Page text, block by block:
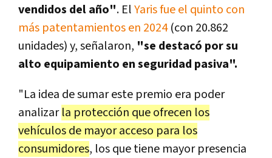
vendidos del año". ElYaris fue el quinto con
más patentamientos en 2024(con 20.862
unidades) y, señalaron, "se destacó por su
alto equipamiento en seguridad pasiva".
"La idea de sumar este premio era poder
analizarla protección que ofrecen los
vehículos de mayor acceso para los
consumidores, los que tiene mayor presencia